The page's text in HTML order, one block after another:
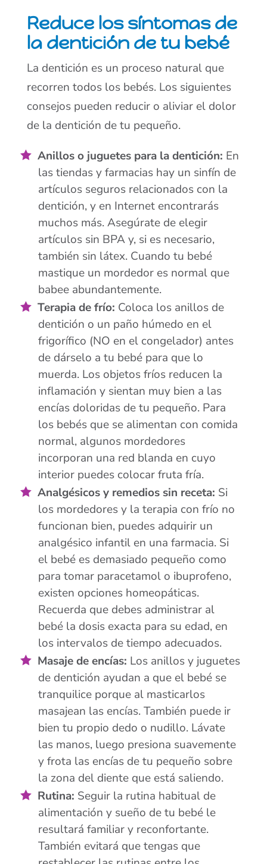
Reduce los síntomas de
la dentición de tu bebé
La dentición es un proceso natural que
recorren todos los bebés. Los siguientes
consejos pueden reducir o aliviar el dolor
de la dentición de tu pequeño.
Anillos o juguetes para la dentición: En
las tiendas y farmacias hay un sinfín de
artículos seguros relacionados con la
dentición, y en Internet encontrarás
muchos más. Asegúrate de elegir
artículos sin BPA y, si es necesario,
también sin látex. Cuando tu bebé
mastique un mordedor es normal que
babee abundantemente.
Terapia de frío: Coloca los anillos de
dentición o un paño húmedo en el
frigorífico (NO en el congelador) antes
de dárselo a tu bebé para que lo
muerda. Los objetos fríos reducen la
inflamación y sientan muy bien a las
encías doloridas de tu pequeño. Para
los bebés que se alimentan con comida
normal, algunos mordedores
incorporan una red blanda en cuyo
interior puedes colocar fruta fría.
Analgésicos y remedios sin receta: Si
los mordedores y la terapia con frío no
funcionan bien, puedes adquirir un
analgésico infantil en una farmacia. Si
el bebé es demasiado pequeño como
para tomar paracetamol o ibuprofeno,
existen opciones homeopáticas.
Recuerda que debes administrar al
bebé la dosis exacta para su edad, en
los intervalos de tiempo adecuados.
Masaje de encías: Los anillos y juguetes
de dentición ayudan a que el bebé se
tranquilice porque al masticarlos
masajean las encías. También puede ir
bien tu propio dedo o nudillo. Lávate
las manos, luego presiona suavemente
y frota las encías de tu pequeño sobre
la zona del diente que está saliendo.
Rutina: Seguir la rutina habitual de
alimentación y sueño de tu bebé le
resultará familiar y reconfortante.
También evitará que tengas que